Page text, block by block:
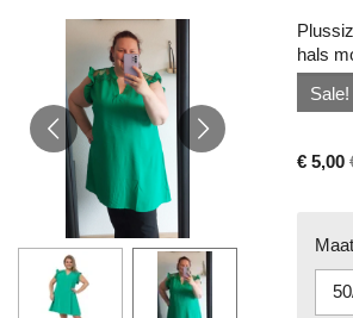
hals
Sale!
€ 5,00
Maat